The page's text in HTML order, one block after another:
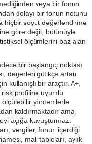
veya bir fonun
dolayı bir fonun notunu
hiçbir soyut değerlendirme
göre değil, bütünüyle
ölçümlerini baz alan
bir başlangıç noktası
değerleri gittikçe artan
kullanışlı bir araçtır. A+,
risk profiline uyumlu
ölçülebilir yöntemlerle
kaldırmaktadır ama
açığa kavuşturmaz.
vergiler, fonun içerdiği
mali tabloları, aylık